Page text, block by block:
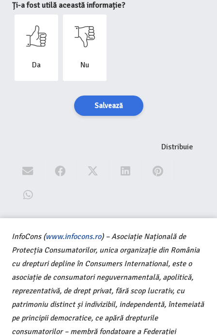
Ți-a fost utilă această informație?
Da Nu
Salvează
Distribuie
InfoCons (www.infocons.ro) – Asociație Națională de
Protecția Consumatorilor, unica organizație din România
cu drepturi depline în Consumers International, este o
asociație de consumatori neguvernamentală, apolitică,
reprezentativă, de drept privat, fără scop lucrativ, cu
patrimoniu distinct și indivizibil, independentă, întemeiată
pe principii democratice, ce apără drepturile
consumatorilor – membră fondatoare a Federației